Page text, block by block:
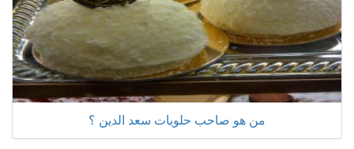
من هو صاحب حلويات سعد الدين ؟